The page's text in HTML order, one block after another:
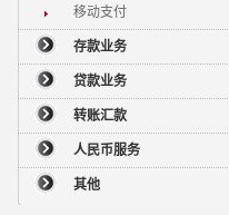
移动支付
存款业务
贷款业务
转账汇款
人民币服务
其他